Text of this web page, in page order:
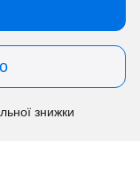
знижки